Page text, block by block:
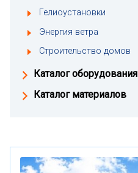
Гелиоустановки
Энергия ветра
Строительство домов
Каталог оборудования
Каталог материалов